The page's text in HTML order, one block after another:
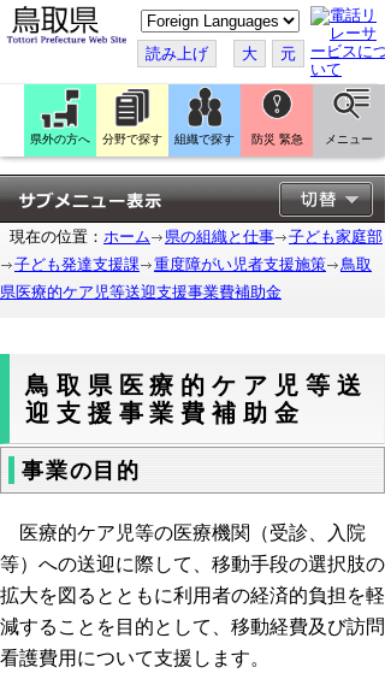
こ
の
ペ
ー
ジ
翻
訳
す
る
読み上げ 大 元
県外の方へ 分野で探す 組織で探す 防災 緊急 メニュー
現在の位置： ホーム 県の組織と仕事
子ども家庭部
子ども発達支援課
重度障がい児者支援施策
鳥取
県医療的ケア児等送迎支援事業費補助金
鳥取県医療的ケア児等送
迎支援事業費補助金
事業の目的
医療的ケア児等の医療機関（受診、入院
等）への送迎に際して、移動手段の選択肢の
拡大を図るとともに利用者の経済的負担を軽
減することを目的として、移動経費及び訪問
看護費用について支援します。